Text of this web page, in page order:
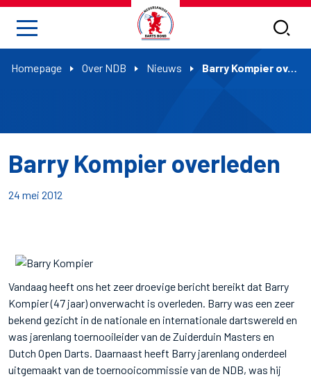
Homepage Over NDB Nieuws Barry Kompier overleden
Barry Kompier overleden
24 mei 2012
Vandaag heeft ons het zeer droevige bericht bereikt dat Barry
Kompier (47 jaar) onverwacht is overleden. Barry was een zeer
bekend gezicht in de nationale en internationale dartswereld en
was jarenlang toernooileider van de Zuiderduin Masters en
Dutch Open Darts. Daarnaast heeft Barry jarenlang onderdeel
uitgemaakt van de toernooicommissie van de NDB, was hij